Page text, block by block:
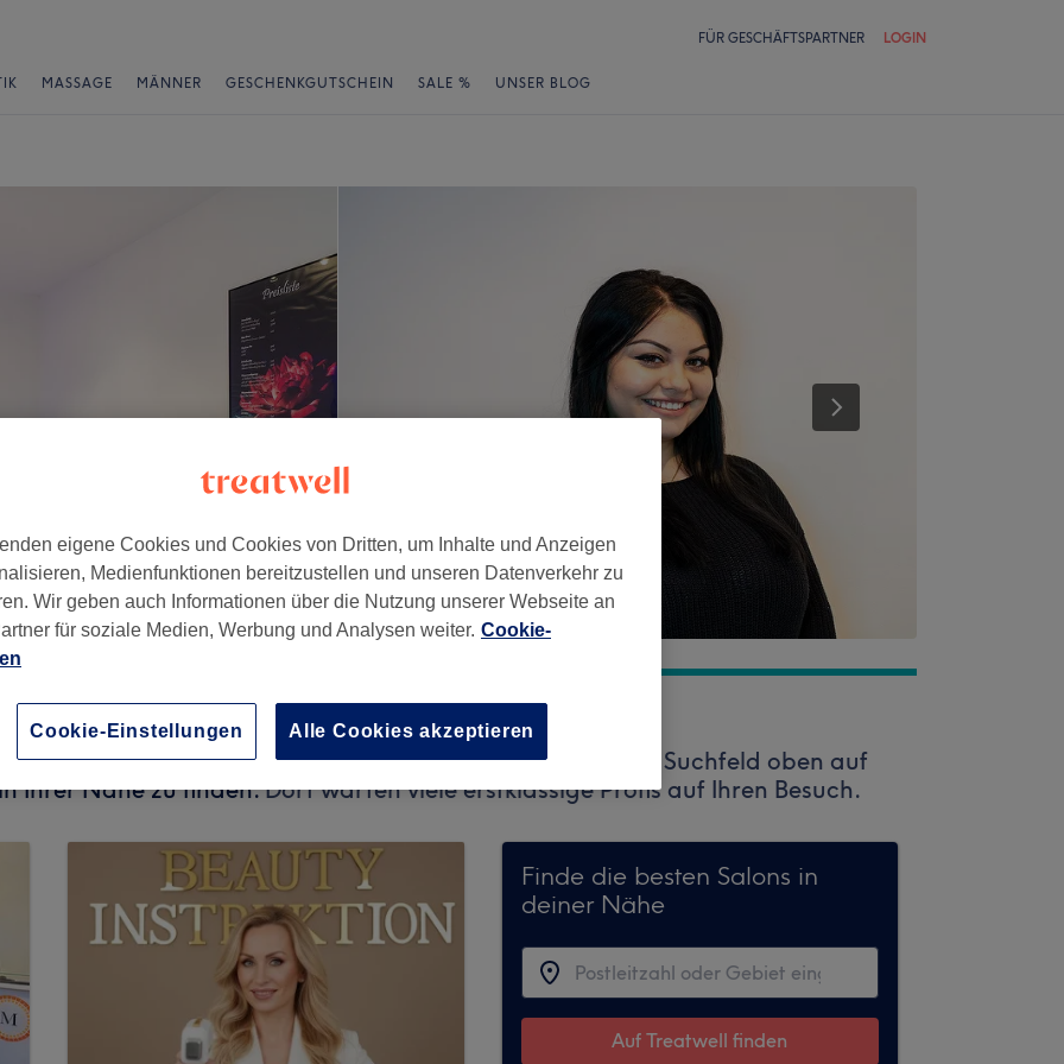
FÜR GESCHÄFTSPARTNER LOGIN
MASSAGE MÄNNER GESCHENKGUTSCHEIN SALE % UNSER BLOG
Buchungen über Treatwell entgegen. Nutzen Sie das Suchfeld oben auf
Ihrer Nähe zu finden. Dort warten viele erstklassige Profis auf Ihren Besuch.
Finde die besten Salons in
deiner Nähe
Auf Treatwell finden
eigene Cookies und Cookies von Dritten, um Inhalte und Anzeigen
Medienfunktionen bereitzustellen und unseren Datenverkehr zu
Wir geben auch Informationen über die Nutzung unserer Webseite an
für soziale Medien, Werbung und Analysen weiter. Cookie-
Cookie-Einstellungen Alle Cookies akzeptieren